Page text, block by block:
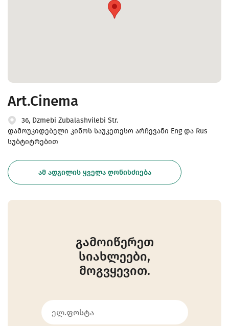
Art.Cinema
36, Dzmebi Zubalashvilebi Str.
დამოუკიდებელი კინოს საუკეთესო არჩევანი Eng და Rus
სუბტიტრებით
ᲐᲛ ᲐᲓᲒᲘᲚᲘᲡ ᲧᲕᲔᲚᲐ ᲦᲝᲜᲘᲡᲫᲘᲔᲑᲐ
გამოიწერეთ
სიახლეები,
მოგვყევით.